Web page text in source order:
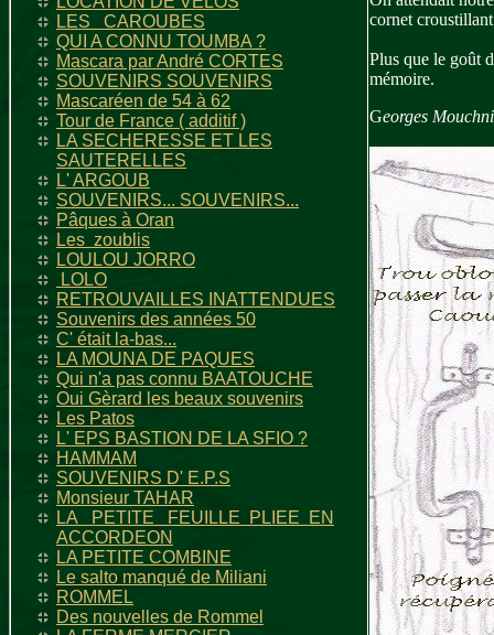
LES CAROUBES
QUI A CONNU TOUMBA ?
Mascara par André CORTES
SOUVENIRS SOUVENIRS
Mascaréen de 54 à 62
Tour de France ( additif )
LA SECHERESSE ET LES
SAUTERELLES
L' ARGOUB
SOUVENIRS... SOUVENIRS...
Pâques à Oran
Les zoublis
LOULOU JORRO
LOLO
RETROUVAILLES INATTENDUES
Souvenirs des années 50
C' était la-bas...
LA MOUNA DE PAQUES
Qui n'a pas connu BAATOUCHE
Oui Gèrard les beaux souvenirs
Les Patos
L' EPS BASTION DE LA SFIO ?
HAMMAM
SOUVENIRS D' E.P.S
Monsieur TAHAR
LA PETITE FEUILLE PLIEE EN
ACCORDEON
LA PETITE COMBINE
Le salto manqué de Miliani
ROMMEL
Des nouvelles de Rommel
cornet
Plus que le goût
mémoire.
Georges